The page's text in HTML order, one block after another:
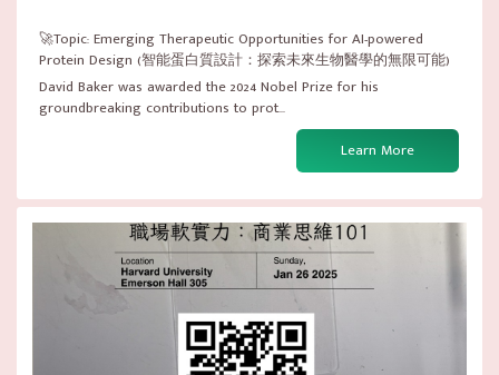
🚀Topic: Emerging Therapeutic Opportunities for AI-powered
Protein Design (智能蛋白質設計：探索未來生物醫學的無限可能)
David Baker was awarded the 2024 Nobel Prize for his
groundbreaking contributions to prot...
Learn More